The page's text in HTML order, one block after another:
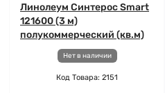
Линолеум Синтерос Smart
121600 (3 м)
полукоммерческий (кв.м)
Нет в наличии
Код Товара: 2151